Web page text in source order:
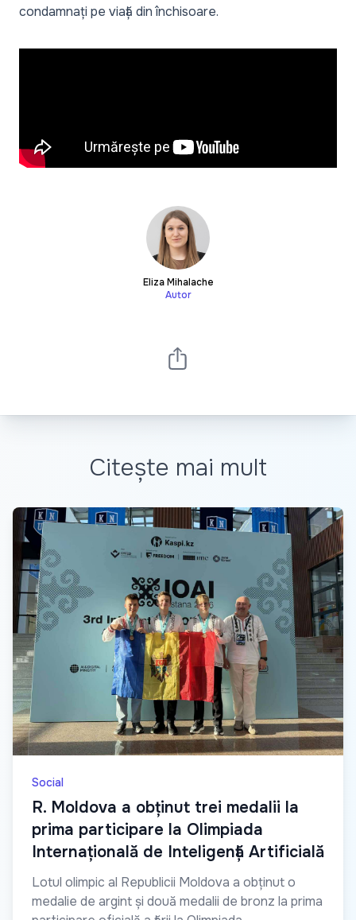
condamnați pe viață din închisoare.
Eliza Mihalache
Autor
Citește mai mult
Social
R. Moldova a obținut trei medalii la
prima participare la Olimpiada
Internațională de Inteligență Artificială
Lotul olimpic al Republicii Moldova a obținut o
medalie de argint și două medalii de bronz la prima